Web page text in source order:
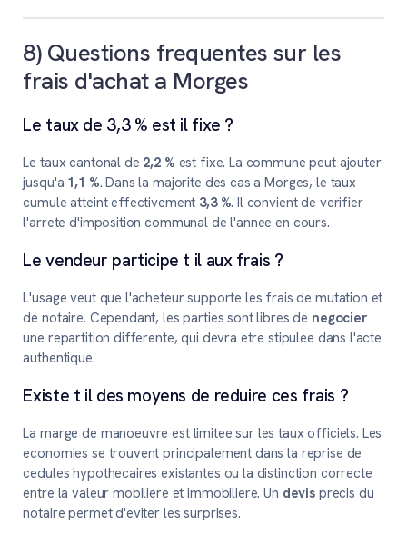
8) Questions frequentes sur les
frais d'achat a Morges
Le taux de 3,3 % est il fixe ?
Le taux cantonal de 2,2 % est fixe. La commune peut ajouter
jusqu'a 1,1 %. Dans la majorite des cas a Morges, le taux
cumule atteint effectivement 3,3 %. Il convient de verifier
l'arrete d'imposition communal de l'annee en cours.
Le vendeur participe t il aux frais ?
L'usage veut que l'acheteur supporte les frais de mutation et
de notaire. Cependant, les parties sont libres de negocier
une repartition differente, qui devra etre stipulee dans l'acte
authentique.
Existe t il des moyens de reduire ces frais ?
La marge de manoeuvre est limitee sur les taux officiels. Les
economies se trouvent principalement dans la reprise de
cedules hypothecaires existantes ou la distinction correcte
entre la valeur mobiliere et immobiliere. Un devisprecis du
notaire permet d'eviter les surprises.